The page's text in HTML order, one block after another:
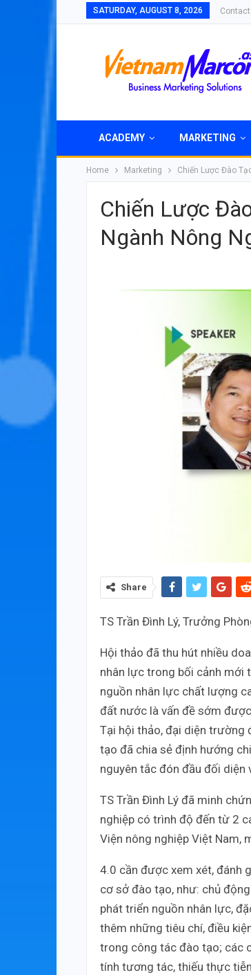
SATURDAY, AUGUST 8, 2026
ACADEMY MARKETING
Home Marketing Chiến Lược Đào
Chiến Lược
Ngành Nông
Share
TS Trần Đình Lý, Trưởng
Hội thảo đã thu hút nhiều
nhân lực trong bối cảnh mới
nguồn nhân lực chất lượng
đất nước là vấn đề sớm
Tại hội thảo, đại diện trường
tạo đã chia sẻ định hướng
nguyên tắc đón đầu đối diện
TS Trần Đình Lý đã minh
nghiệp có trình độ đến từ 2
Viện nông nghiệp Việt Nam,
4.0 cần được xem xét, đánh
cơ sở đào tạo, như: chủ
phát triển nguồn nhân lực,
thêm những tiêu chí, điều
trong công tác đào tạo; các
tính tương tác, thiếu thực